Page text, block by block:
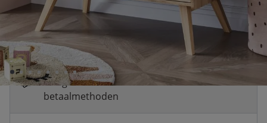
Snelle levering
Voor 21:00 besteld, dezelfde dag
verzonden
Betaal nu of in 3 delen
Veilig afrekenen met verschillende
betaalmethoden